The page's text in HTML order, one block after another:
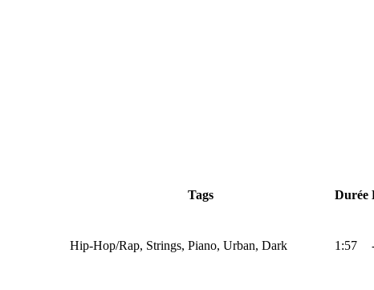
Tags Durée
Hip-Hop/Rap, Strings, Piano, Urban, Dark 1:57